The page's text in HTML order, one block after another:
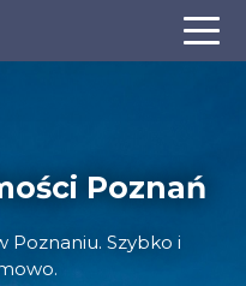
Poznań
Poznaniu. Szybko i